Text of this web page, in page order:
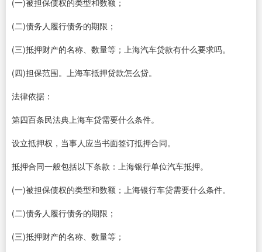
(一)被担保债权的类型和数额；
(二)债务人履行债务的期限；
(三)抵押财产的名称、数量等；上海汽车贷款有什么要求吗。
(四)担保范围。上海车抵押贷款怎么贷。
法律依据：
第四百条民法典上海车贷需要什么条件。
设立抵押权，当事人应当书面签订抵押合同。
抵押合同一般包括以下条款：上海银行单位汽车抵押。
(一)被担保债权的类型和数额；上海银行车贷需要什么条件。
(二)债务人履行债务的期限；
(三)抵押财产的名称、数量等；